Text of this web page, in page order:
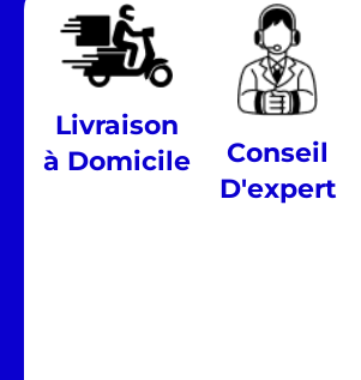
Livraison
à Domicile
Conseil
D'expert